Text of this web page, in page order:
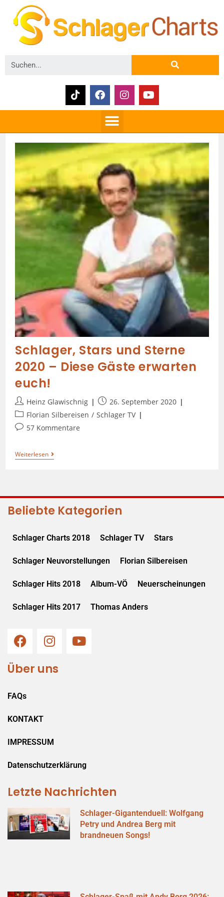
Schlager, Stars und Sterne
2020 – Diese Gäste erwarten
euch!
Heinz Glawischnig
26. September 2020
Florian Silbereisen / Schlager TV
57 Kommentare
Weiterlesen
Beliebte Kategorien
Schlager Charts 2018 Schlager TV Stars
Schlager Neuvorstellungen Florian Silbereisen
Schlager Hits 2018 Album-VÖ Neuerscheinungen
Schlager Hits 2017 Thomas Anders
Über uns
FAQs
KONTAKT
IMPRESSUM
Datenschutzerklärung
Letzte Nachrichten
Schlager-Gigantenduell: Wolfgang
Petry und Andrea Berg mit
brandneuen Songs!